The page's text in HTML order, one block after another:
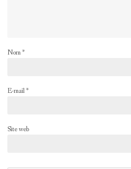
Nom*
E-mail*
Site web